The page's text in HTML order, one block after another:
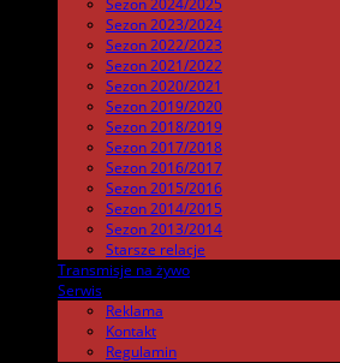
Sezon 2024/2025
Sezon 2023/2024
Sezon 2022/2023
Sezon 2021/2022
Sezon 2020/2021
Sezon 2019/2020
Sezon 2018/2019
Sezon 2017/2018
Sezon 2016/2017
Sezon 2015/2016
Sezon 2014/2015
Sezon 2013/2014
Starsze relacje
Transmisje na żywo
Serwis
Reklama
Kontakt
Regulamin